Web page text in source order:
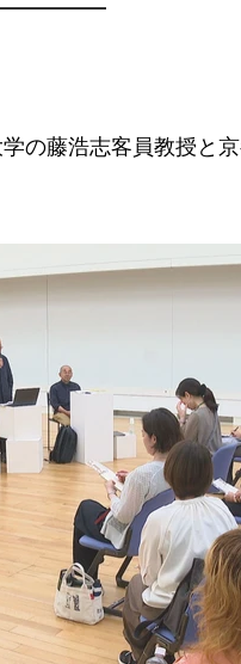
の藤浩志客員教授と